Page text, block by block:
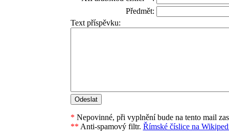
Předmět:
Text příspěvku:
* Nepovinné, při vyplnění bude na tento mail
** Anti-spamový filtr. Římské číslice na